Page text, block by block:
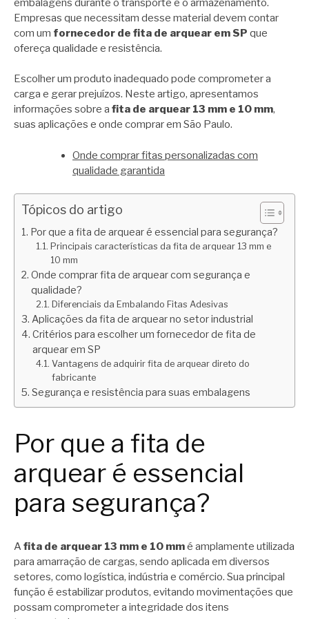
embalagens durante o transporte e o armazenamento.
Empresas que necessitam desse material devem contar
com um fornecedor de fita de arquear em SP que
ofereça qualidade e resistência.
Escolher um produto inadequado pode comprometer a
carga e gerar prejuízos. Neste artigo, apresentamos
informações sobre a fita de arquear 13 mm e 10 mm,
suas aplicações e onde comprar em São Paulo.
Onde comprar fitas personalizadas com
qualidade garantida
Tópicos do artigo
Por que a fita de arquear é essencial para segurança?
Principais características da fita de arquear 13 mm e
10 mm
Onde comprar fita de arquear com segurança e
qualidade?
Diferenciais da Embalando Fitas Adesivas
Aplicações da fita de arquear no setor industrial
Critérios para escolher um fornecedor de fita de
arquear em SP
Vantagens de adquirir fita de arquear direto do
fabricante
Segurança e resistência para suas embalagens
Por que a fita de
arquear é essencial
para segurança?
Afita de arquear 13 mm e 10 mmé amplamente utilizada
para amarração de cargas, sendo aplicada em diversos
setores, como logística, indústria e comércio. Sua principal
função é estabilizar produtos, evitando movimentações que
possam comprometer a integridade dos itens